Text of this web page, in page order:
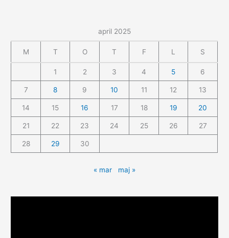
april 2025
M T O T F L S
1 2 3 4 5 6
7 8 9 10 11 12 13
14 15 16 17 18 19 20
21 22 23 24 25 26 27
28 29 30
« mar maj »